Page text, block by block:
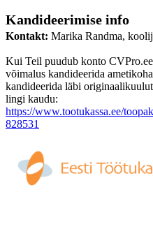
Kandideerimise info
Kontakt: Marika Randma,
Kui Teil puudub konto
võimalus kandideerida
kandideerida läbi
lingi kaudu:
https://www.tootukassa.ee/
828531